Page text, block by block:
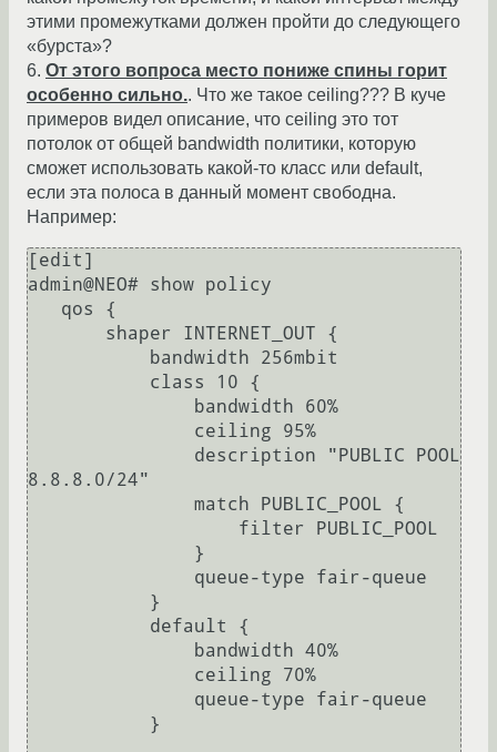
этими промежутками должен пройти до следующего
«бурста»?
6. От этого вопроса место пониже спины горит
особенно сильно.. Что же такое ceiling??? В куче
примеров видел описание, что ceiling это тот
потолок от общей bandwidth политики, которую
сможет использовать какой-то класс или default,
если эта полоса в данный момент свободна.
Например:
[edit]
admin@NEO# show policy
8.8.8.0/24"